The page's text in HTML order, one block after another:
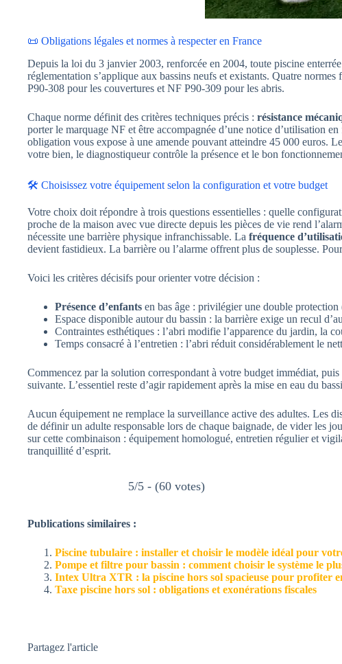
📜 Obligations légales et normes à respecter en France
Depuis la loi du 3 janvier 2003, renforcée en 2004, toute piscine
réglementation s’applique aux bassins neufs et existants. Quatre
P90-308 pour les couvertures et NF P90-309 pour les abris.
Chaque norme définit des critères techniques précis : résistance
porter le marquage NF et être accompagnée d’une notice d’utilisation
obligation vous expose à une amende pouvant atteindre 45 000 euros.
votre bien, le diagnostiqueur contrôle la présence et le bon
🛠️ Choisissez votre équipement selon la configuration et votre budget
Votre choix doit répondre à trois questions essentielles : quelle
proche de la maison avec vue directe depuis les pièces de vie rend
nécessite une barrière physique infranchissable. La fréquence
devient fastidieux. La barrière ou l’alarme offrent plus de souplesse.
Voici les critères décisifs pour orienter votre décision :
Présence d’enfants en bas âge : privilégier une double protection
Espace disponible autour du bassin : la barrière exige un recul
Contraintes esthétiques : l’abri modifie l’apparence du jardin, la
Temps consacré à l’entretien : l’abri réduit considérablement le
Commencez par la solution correspondant à votre budget immédiat,
suivante. L’essentiel reste d’agir rapidement après la mise en eau du
Aucun équipement ne remplace la surveillance active des adultes. Les
de définir un adulte responsable lors de chaque baignade, de vider les
sur cette combinaison : équipement homologué, entretien régulier et
tranquillité d’esprit.
5/5 - (60 votes)
Publications similaires :
Piscine tubulaire : installer et choisir le modèle idéal pour
Pompe et filtre pour bassin : comment choisir le système le
Intex Ultra XTR : la piscine hors sol spacieuse pour profiter
Taxe piscine hors sol : obligations et exonérations fiscales
Partagez l'article